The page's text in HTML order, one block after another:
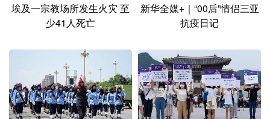
埃及一宗教场所发生火灾 至
少41人死亡
新华全媒+｜“00后”情侣三亚
抗疫日记